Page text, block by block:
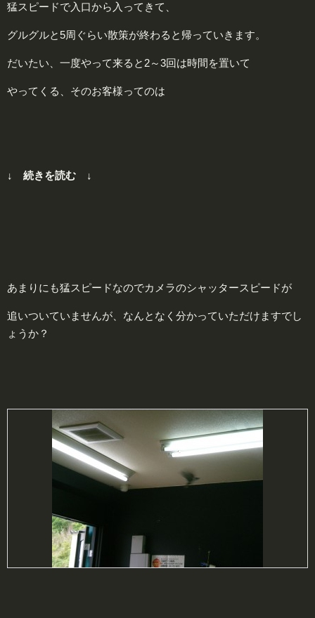
猛スピードで入口から入ってきて、
グルグルと5周ぐらい散策が終わると帰っていきます。
だいたい、一度やって来ると2～3回は時間を置いて
やってくる、そのお客様ってのは
↓ 続きを読む ↓
あまりにも猛スピードなのでカメラのシャッタースピードが
追いついていませんが、なんとなく分かっていただけますでし
ょうか？